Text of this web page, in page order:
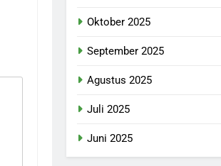
Oktober 2025
September 2025
Agustus 2025
Juli 2025
Juni 2025